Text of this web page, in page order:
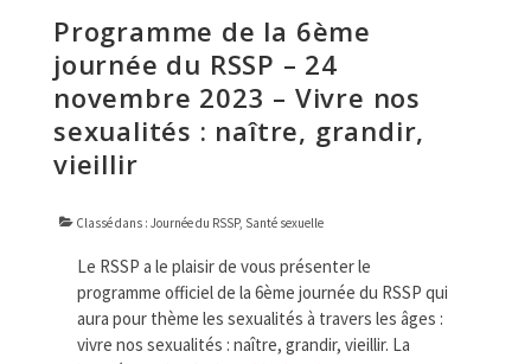
Programme de la 6ème
journée du RSSP – 24
novembre 2023 – Vivre nos
sexualités : naître, grandir,
vieillir
Classé dans : Journée du RSSP, Santé sexuelle
Le RSSP a le plaisir de vous présenter le
programme officiel de la 6ème journée du RSSP qui
aura pour thème les sexualités à travers les âges :
vivre nos sexualités : naître, grandir, vieillir. La